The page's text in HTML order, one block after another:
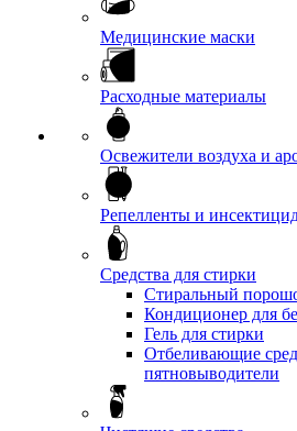
Медицинские маски
Расходные материалы
Освежители воздуха и
Репелленты и
Средства для стирки
Стиральный
Кондиционер для
Гель для стирки
Отбеливающие
пятновыводители